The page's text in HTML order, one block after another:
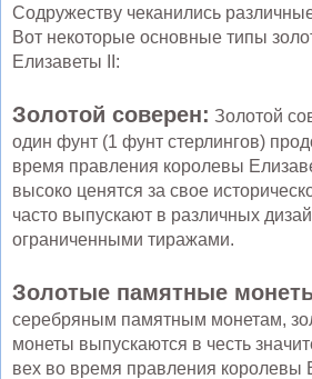
Содружеству чеканились
Вот некоторые основные типы
Елизаветы II:
Золотой соверен: Золотой
один фунт (1 фунт стерлингов)
время правления королевы
высоко ценятся за свое
часто выпускают в различных
ограниченными тиражами.
Золотые памятные
серебряным памятным монетам,
монеты выпускаются в честь
вех во время правления королевы